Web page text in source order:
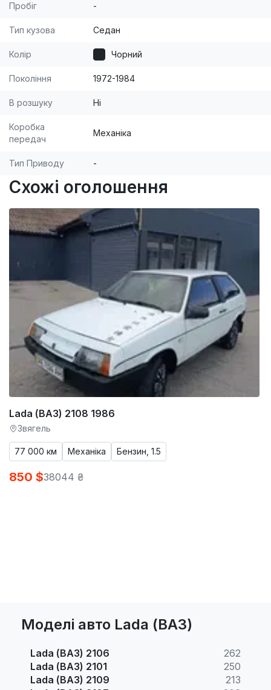
Пробіг -
Тип кузова Седан
Колір Чорний
Покоління 1972-1984
В розшуку Ні
Коробка
передач
Механіка
Тип Приводу -
Схожі оголошення
Lada (ВАЗ) 2108 1986
Звягель
77 000 км Механіка Бензин, 1.5
850 $38044 ₴
Моделі авто Lada (ВАЗ)
Lada (ВАЗ) 2106
262
Lada (ВАЗ) 2101
250
Lada (ВАЗ) 2109
213